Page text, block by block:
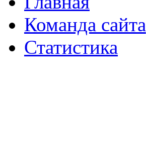
Команда сайта
Статистика